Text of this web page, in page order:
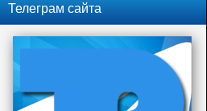
Телеграм сайта